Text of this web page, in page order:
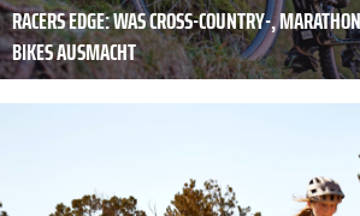
RACERS EDGE: WAS CROSS-COUNTRY-,
BIKES AUSMACHT